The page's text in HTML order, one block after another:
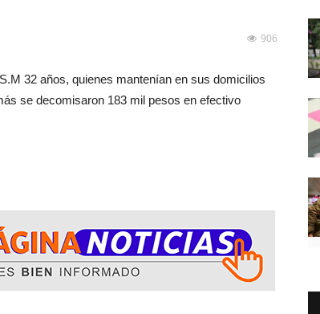
906
32 años, quienes mantenían en sus domicilios
se decomisaron 183 mil pesos en efectivo